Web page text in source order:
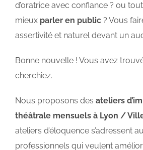
d’oratrice avec confiance ? ou
mieux parler en public ? Vous
assertivité et naturel devant un
Bonne nouvelle ! Vous avez
cherchiez.
Nous proposons des ateliers
théâtrale mensuels à Lyon /
ateliers d’éloquence s’adressent
professionnels qui veulent